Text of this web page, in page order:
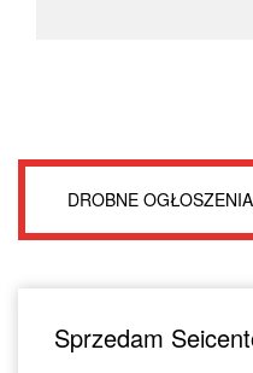
DROBNE OGŁOSZENIA
Sprzedam